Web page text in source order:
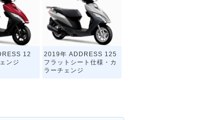
12
ンジ
2019年 ADDRESS 125
フラットシート仕様・カ
ラーチェンジ